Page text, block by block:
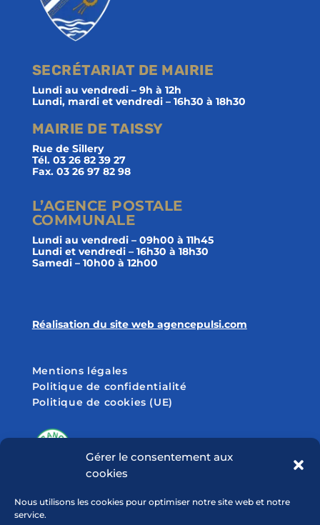
Gérer le consentement aux
cookies
Nous utilisons les cookies pour optimiser notre site web et notre
service.
SECRÉTARIAT DE MAIRIE
Lundi au vendredi – 9h à 12h
Lundi, mardi et vendredi – 16h30 à 18h30
MAIRIE DE TAISSY
Rue de Sillery
Tél. 03 26 82 39 27
Fax. 03 26 97 82 98
L’AGENCE POSTALE
COMMUNALE
Lundi au vendredi – 09h00 à 11h45
Lundi et vendredi – 16h30 à 18h30
Samedi – 10h00 à 12h00
Réalisation du site web agencepulsi.com
Mentions légales
Politique de confidentialité
Politique de cookies (UE)
SUIVEZ-NOUS SUR